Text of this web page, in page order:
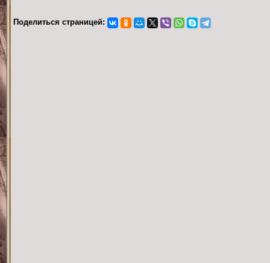
Поделиться страницей: